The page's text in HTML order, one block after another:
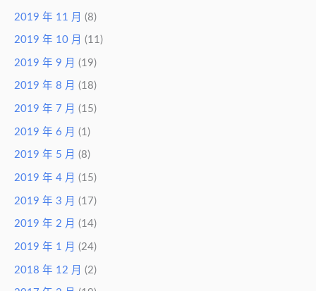
2019 年 11 月 (8)
2019 年 10 月 (11)
2019 年 9 月 (19)
2019 年 8 月 (18)
2019 年 7 月 (15)
2019 年 6 月 (1)
2019 年 5 月 (8)
2019 年 4 月 (15)
2019 年 3 月 (17)
2019 年 2 月 (14)
2019 年 1 月 (24)
2018 年 12 月 (2)